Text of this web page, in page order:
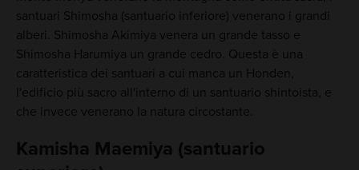
santuari Shimosha (santuario inferiore) venerano i grandi
alberi. Shimosha Akimiya venera un grande tasso e
Shimosha Harumiya un grande cedro. Questa è una
caratteristica dei santuari a cui manca un Honden,
l'edificio più sacro all'interno di un santuario shintoista, e
che invece venerano la natura circostante.
Kamisha Maemiya (santuario